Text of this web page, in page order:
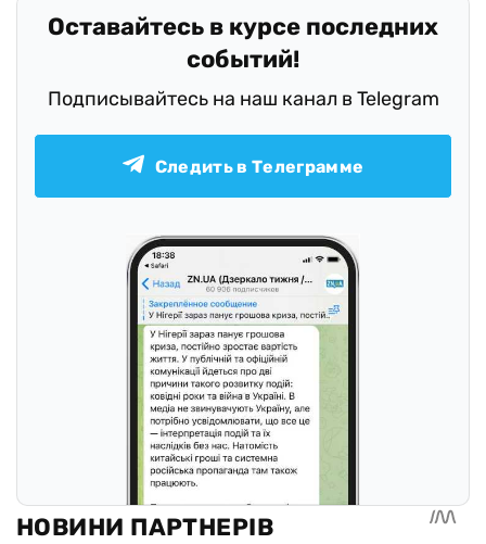
Оставайтесь в курсе последних
событий!
Подписывайтесь на наш канал в Telegram
Следить в Телеграмме